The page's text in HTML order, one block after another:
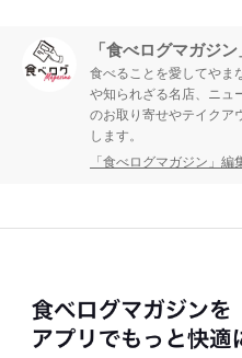
「食べログマガジ
食べることを愛してやま
や知られざる名店、ニュ
のお取り寄せやテイクア
します。
「食べログマガジン」